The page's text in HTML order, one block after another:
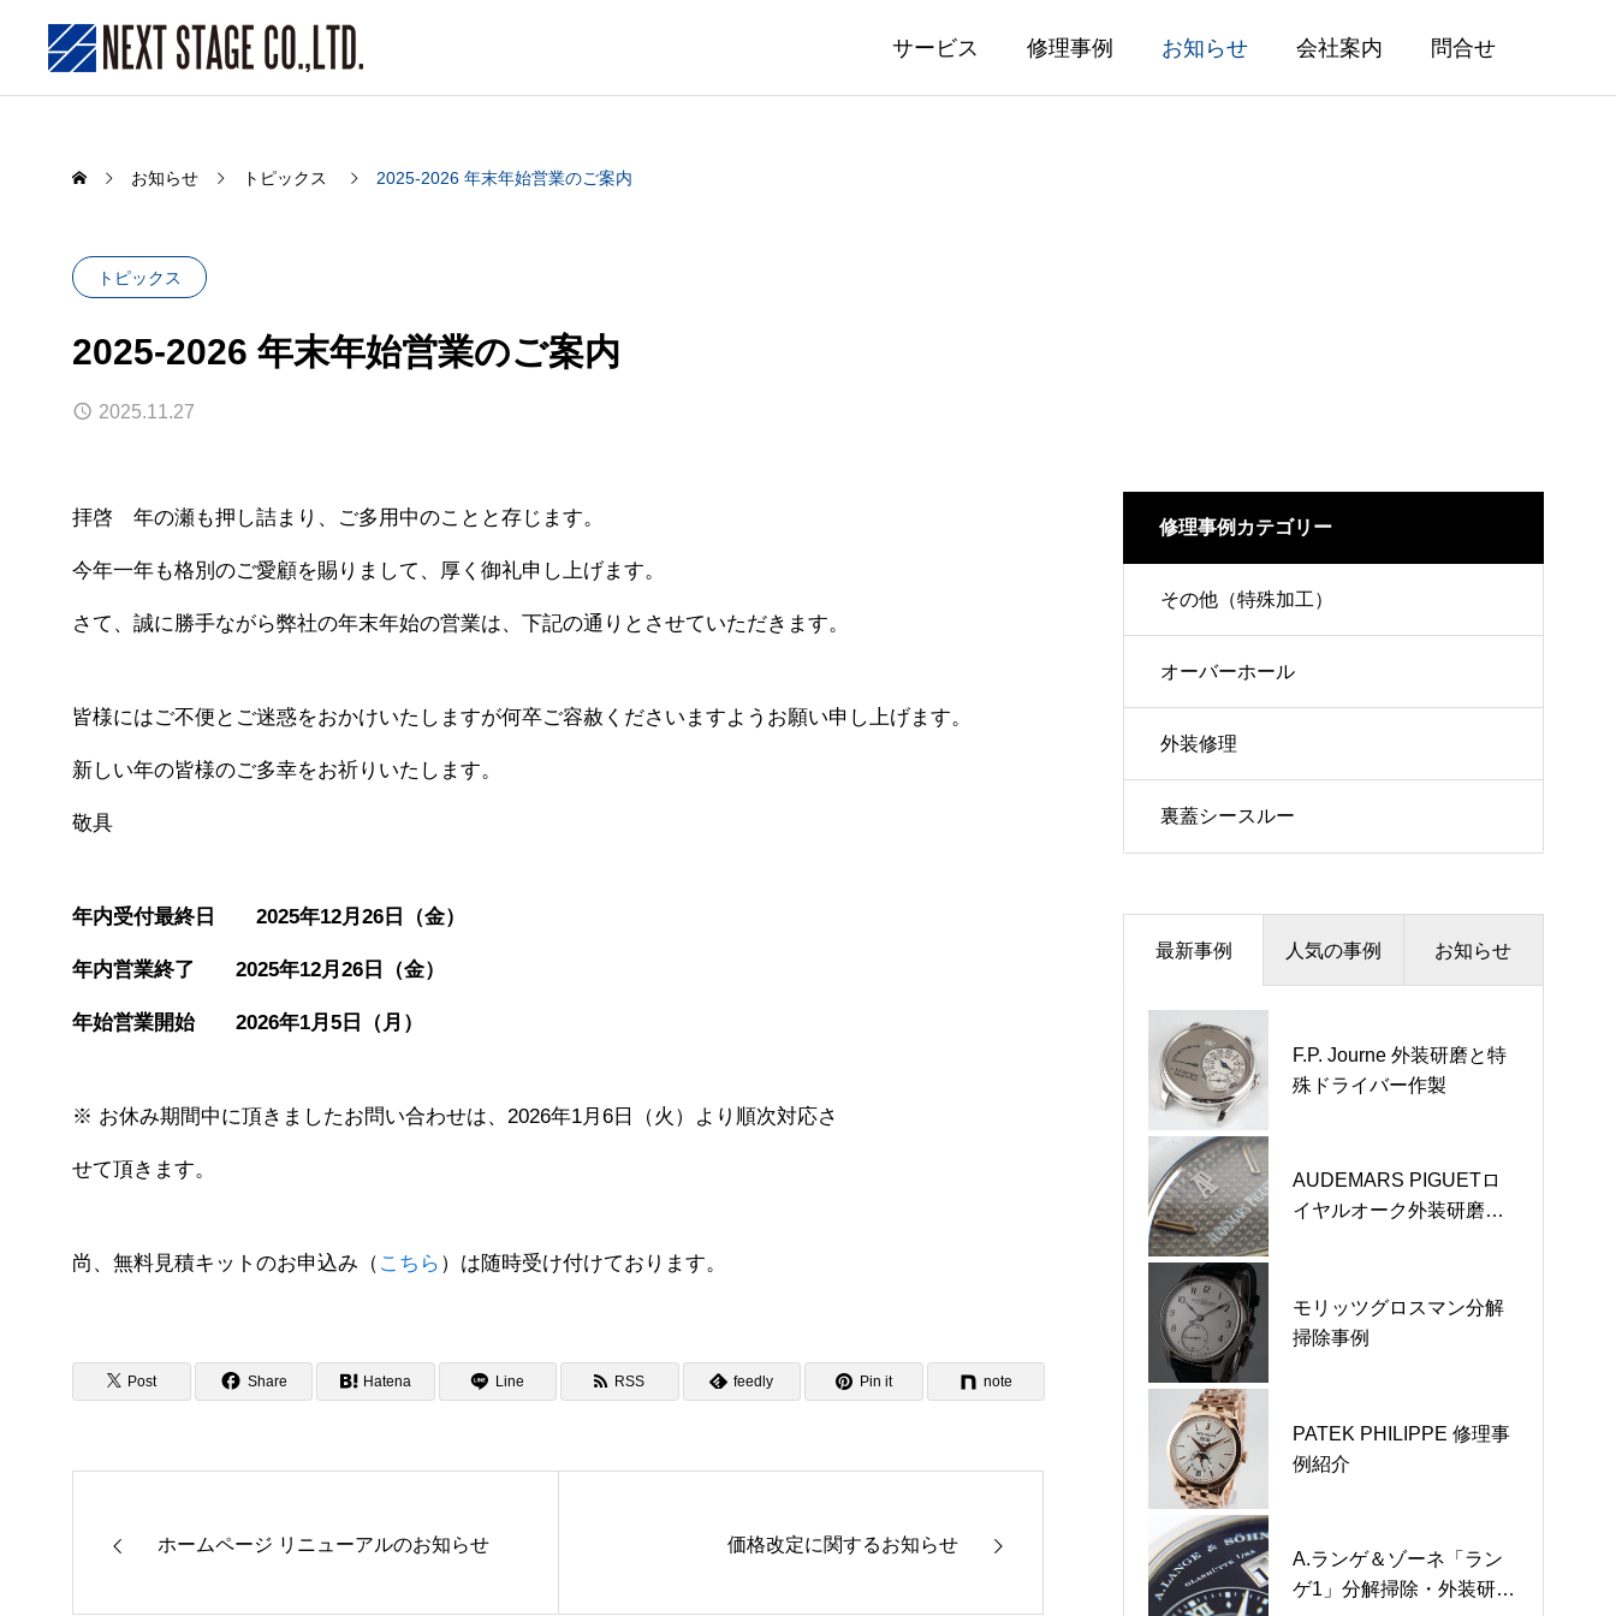
サービス 修理事例 お知らせ 会社案内 問合せ
ブレスコマ新規製作 修理事例
お知らせ トピックス 2025-2026 年末年始営業のご案内
トピックス
2025-2026 年末年始営業のご案内
2025.11.27
拝啓 年の瀬も押し詰まり、ご多用中のことと存じます。
今年一年も格別のご愛顧を賜りまして、厚く御礼申し上げます。
さて、誠に勝手ながら弊社の年末年始の営業は、下記の通りとさせていただきます。
皆様にはご不便とご迷惑をおかけいたしますが何卒ご容赦くださいますようお願い申し上げます。
新しい年の皆様のご多幸をお祈りいたします。
敬具
年内受付最終日 2025年12月26日（金）
年内営業終了 2025年12月26日（金）
年始営業開始 2026年1月5日（月）
※ お休み期間中に頂きましたお問い合わせは、2026年1月6日（火）より順次対応さ
せて頂きます。
尚、無料見積キットのお申込み（ こちら ）は随時受け付けております。
Post Share Hatena Line RSS feedly Pin it note
ホームページ リニューアルのお知らせ 価格改定に関するお知らせ
修理事例カテゴリー
その他（特殊加工）
オーバーホール
外装修理
裏蓋シースルー
最新事例 人気の事例 お知らせ
F.P. Journe 外装研磨と特
殊ドライバー作製
AUDEMARS PIGUETロ
イヤルオーク外装研磨事
モリッツグロスマン分解
掃除事例
PATEK PHILIPPE 修理事
例紹介
A.ランゲ＆ゾーネ「ラン
ゲ1」分解掃除・外装研磨
オメガ裏蓋シースルー作
製事例
オメガ スピードマスター
シースルー裏蓋作製事例
AUDEMARS PIGUETロ
イヤルオーク外装研磨事
ユニバーサルジュネーブ
裏蓋シースルー作製事例
ブライトリング裏蓋シー
スルー加工事例
価格改定に関するお知らせ
2025-2026 年末年始営業のご案内
ホームページ リニューアルのお知らせ
臨時休業のお知らせ
2024-2025 年末年始営業のご案内